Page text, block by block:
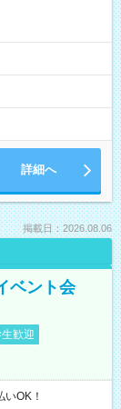
詳細へ
掲載日：2026.08.06
ベント会
歓迎
OK！